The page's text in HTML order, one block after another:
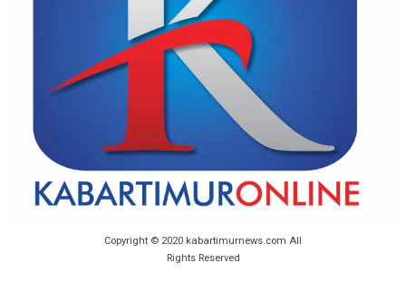
Copyright © 2020 kabartimurnews.com All
Rights Reserved